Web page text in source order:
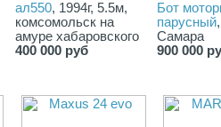
ал550, 1994г, 5.5м,
комсомольск на
амуре хабаровского
400 000 руб
Бот
парусный
Самара
900 000